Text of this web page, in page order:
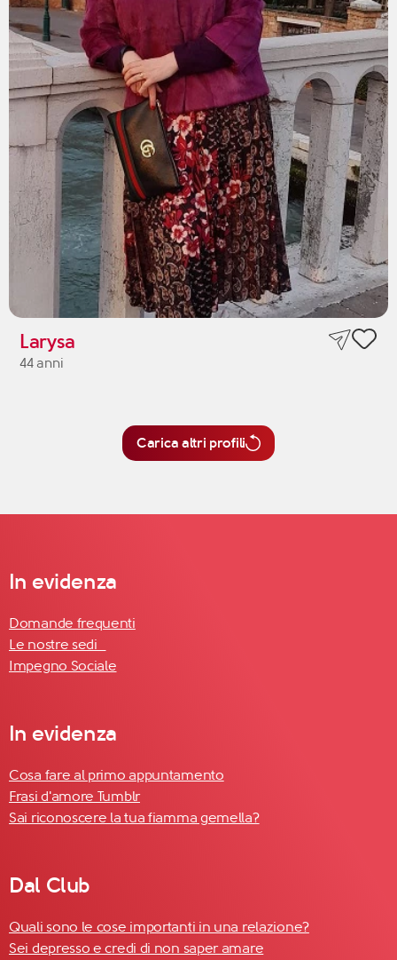
Larysa
44 anni
Carica altri profili
In evidenza
Domande frequenti
Le nostre sedi
Impegno Sociale
In evidenza
Cosa fare al primo appuntamento
Frasi d'amore Tumblr
Sai riconoscere la tua fiamma gemella?
Dal Club
Quali sono le cose importanti in una relazione?
Sei depresso e credi di non saper amare